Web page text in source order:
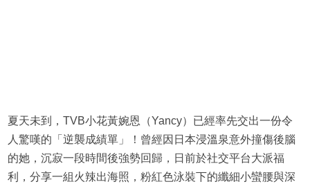
夏天未到，TVB小花黃婉恩（Yancy）已經率先交出一份令
人驚嘆的「逆襲成績單」！曾經因日本浸溫泉意外撞傷後腦
的她，沉寂一段時間後強勢回歸，日前於社交平台大派福
利，分享一組火辣出海照，粉紅色泳裝下的纖細小蠻腰與深